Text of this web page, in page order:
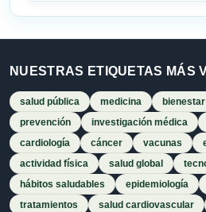
NUESTRAS ETIQUETAS MÁS
salud pública medicina bienestar
prevención
investigación médica
cardiología
cáncer vacunas
actividad física
salud global
hábitos saludables
epidemiología
tratamientos
salud cardiovascular